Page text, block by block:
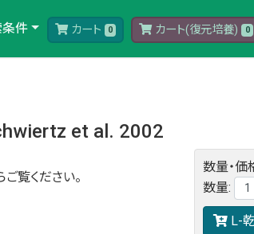
件 カート 0 カート(復元培養) 0
et al. 2002
覧ください。
数量・価
数量:
L-